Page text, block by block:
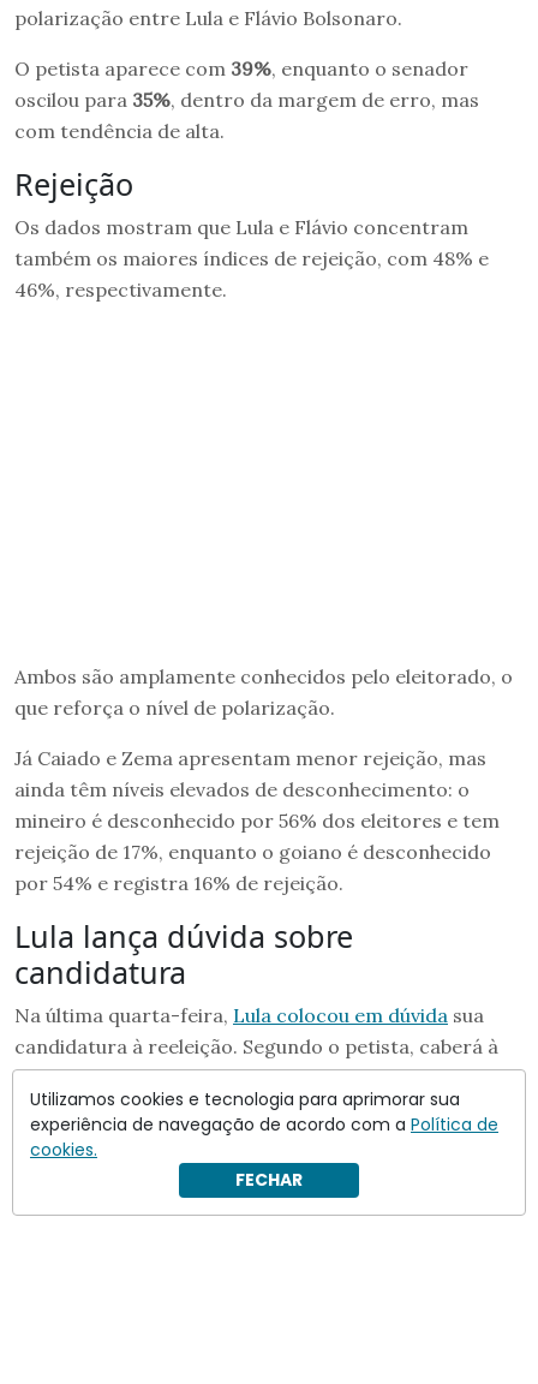
polarização entre Lula e Flávio Bolsonaro.
O petista aparece com 39%, enquanto o senador
oscilou para 35%, dentro da margem de erro, mas
com tendência de alta.
Rejeição
Os dados mostram que Lula e Flávio concentram
também os maiores índices de rejeição, com 48% e
46%, respectivamente.
Ambos são amplamente conhecidos pelo eleitorado, o
que reforça o nível de polarização.
Já Caiado e Zema apresentam menor rejeição, mas
ainda têm níveis elevados de desconhecimento: o
mineiro é desconhecido por 56% dos eleitores e tem
rejeição de 17%, enquanto o goiano é desconhecido
por 54% e registra 16% de rejeição.
Lula lança dúvida sobre
candidatura
Na última quarta-feira, Lula colocou em dúvida sua
candidatura à reeleição. Segundo o petista, caberá à
convenção do PT decidir se ele será candidato em
outubro.
Utilizamos cookies e tecnologia para aprimorar sua
experiência de navegação de acordo com a Política de
cookies.
FECHAR